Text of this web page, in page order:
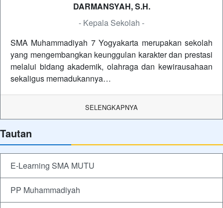
DARMANSYAH, S.H.
- Kepala Sekolah -
SMA Muhammadiyah 7 Yogyakarta merupakan sekolah
yang mengembangkan keunggulan karakter dan prestasi
melalui bidang akademik, olahraga dan kewirausahaan
sekaligus memadukannya…
SELENGKAPNYA
Tautan
E-Learning SMA MUTU
PP Muhammadiyah